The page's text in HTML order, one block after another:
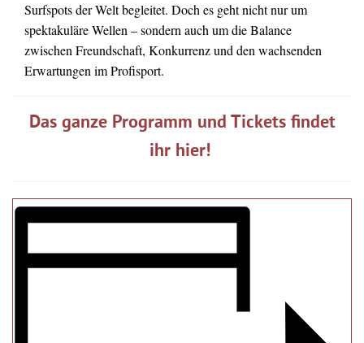
Surfspots der Welt begleitet. Doch es geht nicht nur um
spektakuläre Wellen – sondern auch um die Balance
zwischen Freundschaft, Konkurrenz und den wachsenden
Erwartungen im Profisport.
Das ganze Programm und Tickets findet
ihr hier!